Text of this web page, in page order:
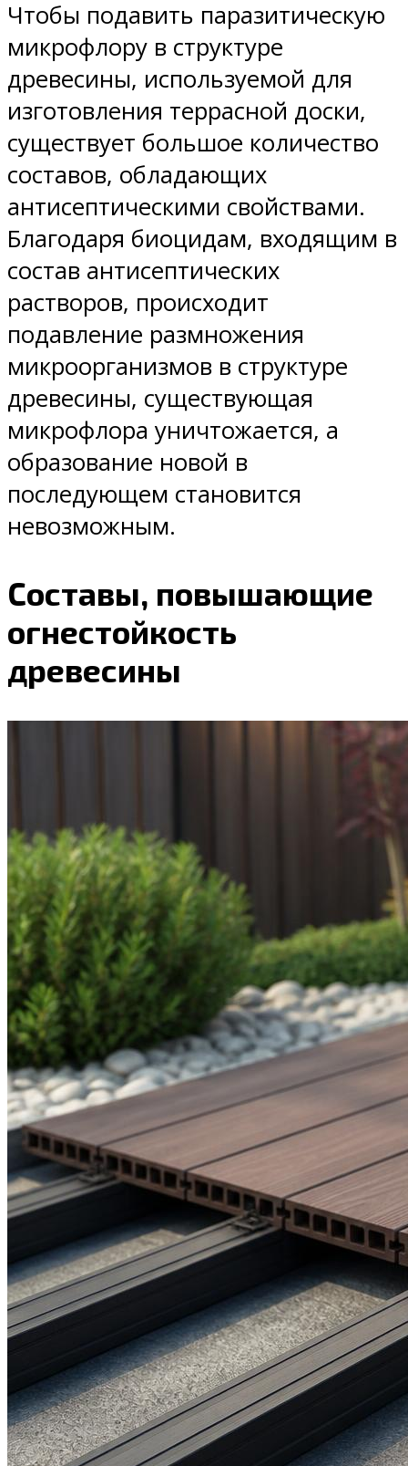
Чтобы подавить паразитическую
микрофлору в структуре
древесины, используемой для
изготовления террасной доски,
существует большое количество
составов, обладающих
антисептическими свойствами.
Благодаря биоцидам, входящим в
состав антисептических
растворов, происходит
подавление размножения
микроорганизмов в структуре
древесины, существующая
микрофлора уничтожается, а
образование новой в
последующем становится
невозможным.
Составы, повышающие
огнестойкость
древесины